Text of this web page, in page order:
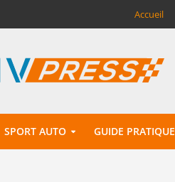
Accueil
SPORT AUTO GUIDE PRATIQUE